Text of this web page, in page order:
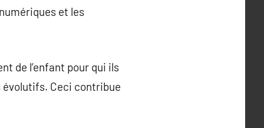
et les
de l’enfant pour qui ils
évolutifs. Ceci contribue